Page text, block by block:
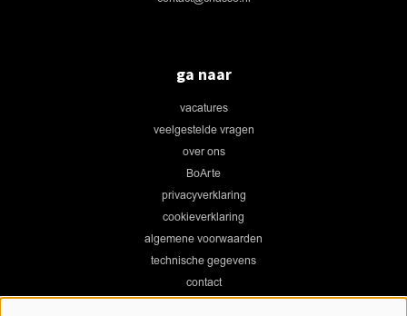
ga naar
vacatures
veelgestelde vragen
over ons
BoArte
privacyverklaring
cookieverklaring
algemene voorwaarden
technische gegevens
contact